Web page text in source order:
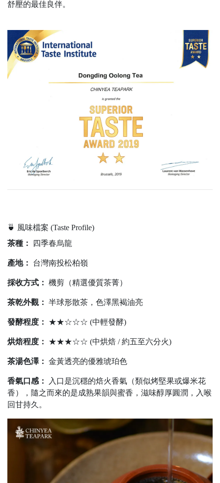
舒壓的最佳良伴。
🍵 風味檔案 (Taste Profile)
茶種：
四季春烏龍
產地： 台灣南投松柏嶺
採收方式： 機剪（精選優質茶菁）
茶乾外觀： 半球形散茶，色澤黑褐油亮
發酵程度： ★★☆☆☆ (中輕發酵)
烘焙程度： ★★★☆☆ (中烘焙 / 約五至六分火)
茶湯色澤： 金黃透亮的優雅琥珀色
香氣口感：
入口是沉穩的焙火香氣（類似烤堅果或爆米花
香），隨之而來的是成熟果韻與蜜香，滋味醇厚圓潤，入喉
回甘持久。